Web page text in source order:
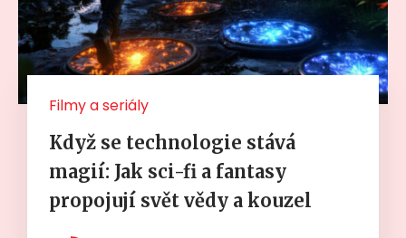
Filmy a seriály
Když se technologie stává
magií: Jak sci-fi a fantasy
propojují svět vědy a kouzel